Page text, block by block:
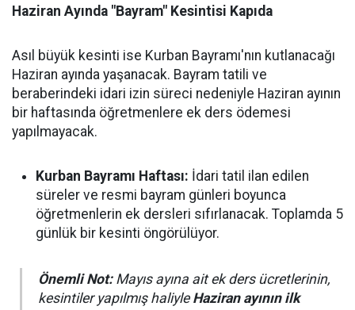
Haziran Ayında "Bayram" Kesintisi Kapıda
Asıl büyük kesinti ise Kurban Bayramı'nın kutlanacağı
Haziran ayında yaşanacak. Bayram tatili ve
beraberindeki idari izin süreci nedeniyle Haziran ayının
bir haftasında öğretmenlere ek ders ödemesi
yapılmayacak.
Kurban Bayramı Haftası: İdari tatil ilan edilen
süreler ve resmi bayram günleri boyunca
öğretmenlerin ek dersleri sıfırlanacak. Toplamda 5
günlük bir kesinti öngörülüyor.
Önemli Not:Mayıs ayına ait ek ders ücretlerinin,
kesintiler yapılmış haliyle Haziran ayının ilk